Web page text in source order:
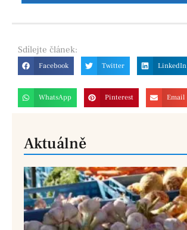
Sdílejte článek:
Facebook Twitter LinkedIn
WhatsApp Pinterest Email
Aktuálně